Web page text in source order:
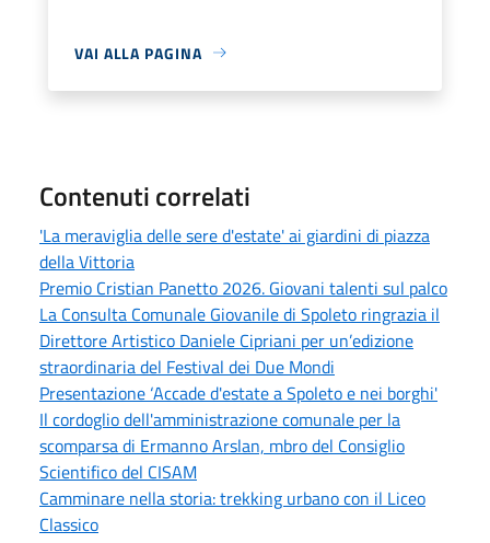
VAI ALLA PAGINA
Contenuti correlati
'La meraviglia delle sere d'estate' ai giardini di piazza
della Vittoria
Premio Cristian Panetto 2026. Giovani talenti sul palco
La Consulta Comunale Giovanile di Spoleto ringrazia il
Direttore Artistico Daniele Cipriani per un’edizione
straordinaria del Festival dei Due Mondi
Presentazione ‘Accade d'estate a Spoleto e nei borghi'
Il cordoglio dell'amministrazione comunale per la
scomparsa di Ermanno Arslan, mbro del Consiglio
Scientifico del CISAM
Camminare nella storia: trekking urbano con il Liceo
Classico